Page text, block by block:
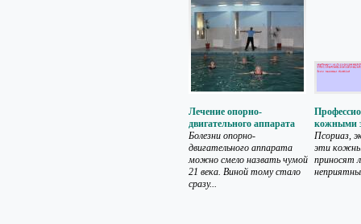
Лечение опорно-
двигательного аппарата
Болезни опорно-
двигательного аппарата
можно смело назвать чумой
21 века. Виной тому стало
сразу...
кожными
Псориаз,
эти
приносят